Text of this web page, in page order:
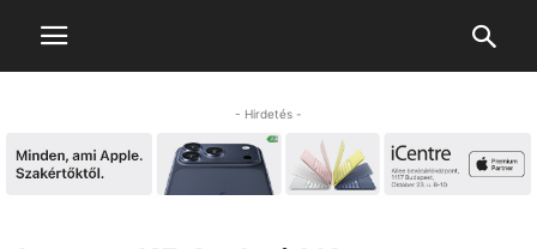
- Hirdetés -